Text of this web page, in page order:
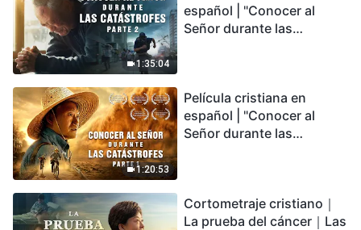
1:35:04
español | "Conocer al
Señor durante las
podemos sobrevivir?
1:20:53
Película cristiana en
español | "Conocer al
Señor durante las
encontrarás refugio?
Cortometraje cristiano｜
La prueba del cáncer｜Las